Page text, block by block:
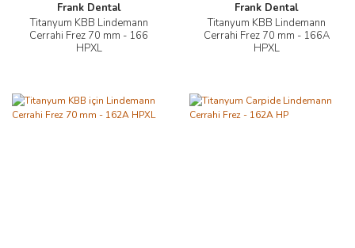
Frank Dental
Titanyum KBB Lindemann
Cerrahi Frez 70 mm - 166
HPXL
Frank Dental
Titanyum KBB Lindemann
Cerrahi Frez 70 mm - 166A
HPXL